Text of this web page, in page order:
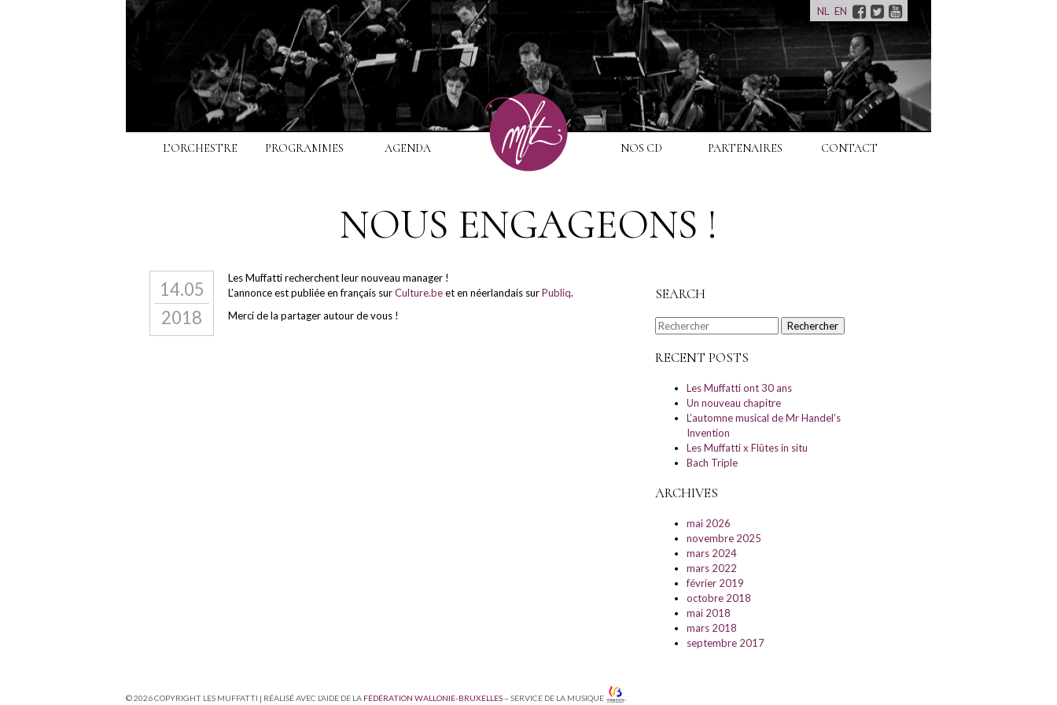
L’ORCHESTRE PROGRAMMES AGENDA NOS CD PARTENAIRES CONTACT
NL EN Facebook
TwitterYoutube
NOUS ENGAGEONS !
14.05
2018
Les Muffatti recherchent leur nouveau manager !
L’annonce est publiée en français surCulture.beet en néerlandais surPubliq.
Merci de la partager autour de vous !
SEARCH
Rechercher
RECENT POSTS
Les Muffatti ont 30 ans
Un nouveau chapitre
L’automne musical de Mr Handel’s
Invention
Les Muffatti x Flûtes in situ
Bach Triple
ARCHIVES
mai 2026
novembre 2025
mars 2024
mars 2022
février 2019
octobre 2018
mai 2018
mars 2018
septembre 2017
© 2026 COPYRIGHT LES MUFFATTI | RÉALISÉ AVEC L’AIDE DE LA FÉDÉRATION WALLONIE-BRUXELLES – SERVICE DE LA MUSIQUE